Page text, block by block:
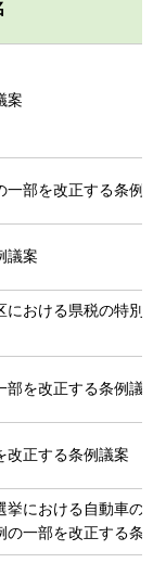
案
一部を改正する条例
議案
における県税の特別
部を改正する条例議
改正する条例議案
挙における自動車の
の一部を改正する条